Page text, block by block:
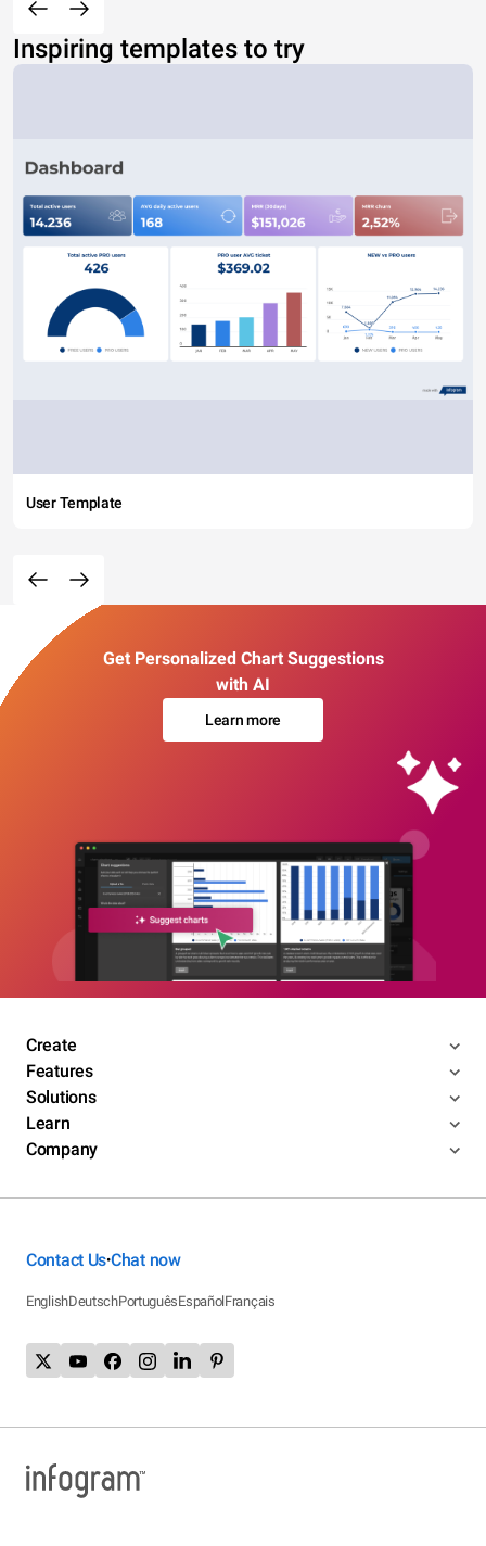
Inspiring templates to try
User Template
Get Personalized Chart Suggestions
with AI
Learn more
Create
Features
Solutions
Learn
Company
Contact Us•Chat now
EnglishDeutschPortuguêsEspañolFrançais